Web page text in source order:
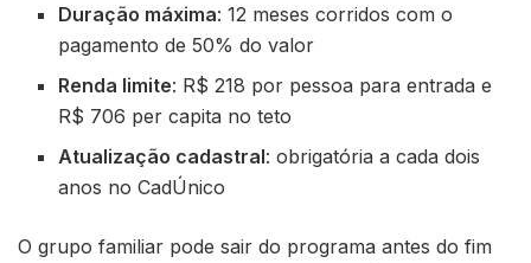
Duração máxima: 12 meses corridos com o
pagamento de 50% do valor
Renda limite: R$ 218 por pessoa para entrada e
R$ 706 per capita no teto
Atualização cadastral: obrigatória a cada dois
anos no CadÚnico
O grupo familiar pode sair do programa antes do fim